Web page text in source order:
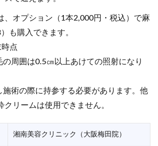
、オプション（1本2,000円・税込）で麻
も購入できます。
点
周囲は0.5㎝以上あけての照射になり
術の際に持参する必要があります。他
クリームは使用できません。
湘南美容クリニック（大阪梅田院）